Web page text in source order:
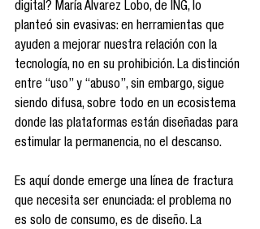
digital? María Álvarez Lobo, de ING, lo
planteó sin evasivas: en herramientas que
ayuden a mejorar nuestra relación con la
tecnología, no en su prohibición. La distinción
entre “uso” y “abuso”, sin embargo, sigue
siendo difusa, sobre todo en un ecosistema
donde las plataformas están diseñadas para
estimular la permanencia, no el descanso.
Es aquí donde emerge una línea de fractura
que necesita ser enunciada: el problema no
es solo de consumo, es de diseño. La